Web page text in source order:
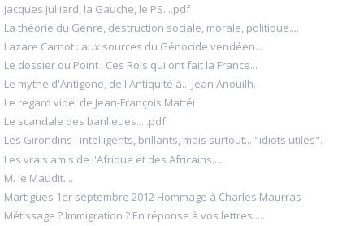
Jacques Julliard, la Gauche, le PS....pdf
La théorie du Genre, destruction sociale, morale, politique....
Lazare Carnot : aux sources du Génocide vendéen...
Le dossier du Point : Ces Rois qui ont fait la France...
Le mythe d'Antigone, de l'Antiquité à... Jean Anouilh.
Le regard vide, de Jean-François Mattéi
Le scandale des banlieues.....pdf
Les Girondins : intelligents, brillants, mais surtout... "idiots utiles".
Les vrais amis de l'Afrique et des Africains.....
M. le Maudit....
Martigues 1er septembre 2012 Hommage à Charles Maurras
Métissage ? Immigration ? En réponse à vos lettres.....